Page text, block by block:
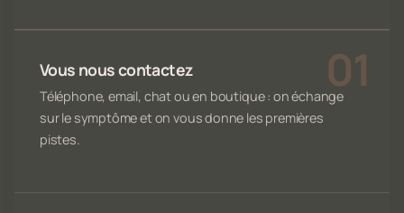
Vous nous contactez
Téléphone, email, chat ou en boutique : on échange
sur le symptôme et on vous donne les premières
pistes.